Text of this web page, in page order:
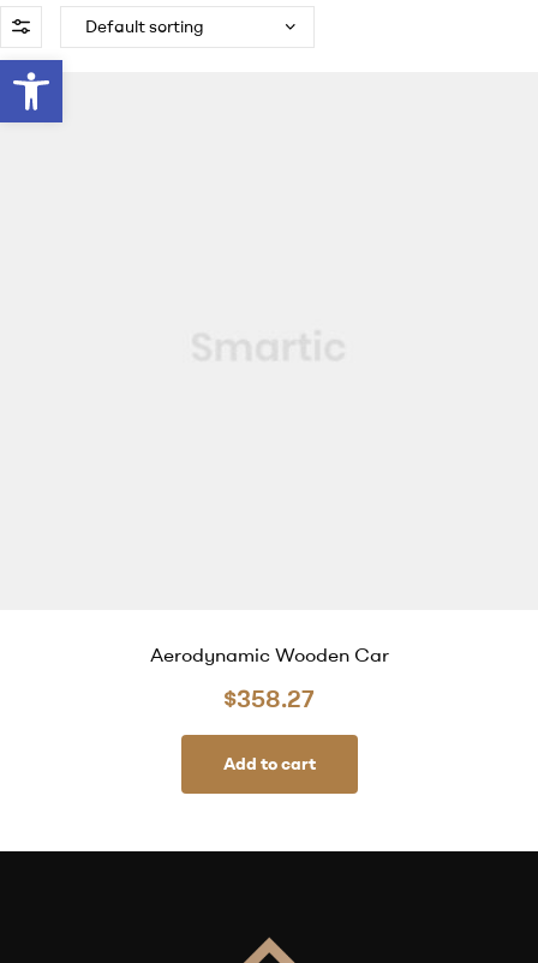
Abrir barra de herramientas
Aerodynamic Wooden Car
$358.27
Add to cart